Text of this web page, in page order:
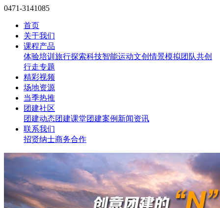
0471-3141085
首页
关于我们
课程产品
体验培训 旅行探索科技智能运动文创情景模拟团队共创
行走专题
精彩视频
场地资源
当季热推
团建社区
团建动态团建课堂团建案例 新闻资讯
联系我们
招贤纳士商务合作